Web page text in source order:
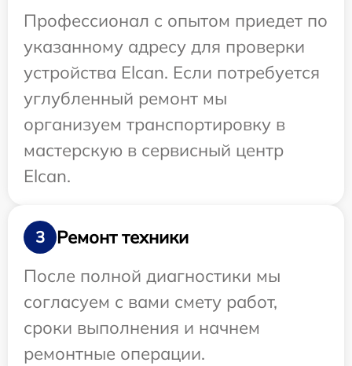
Профессионал с опытом приедет по
указанному адресу для проверки
устройства Elcan. Если потребуется
углубленный ремонт мы
организуем транспортировку в
мастерскую в сервисный центр
Elcan.
3
Ремонт техники
После полной диагностики мы
согласуем с вами смету работ,
сроки выполнения и начнем
ремонтные операции.